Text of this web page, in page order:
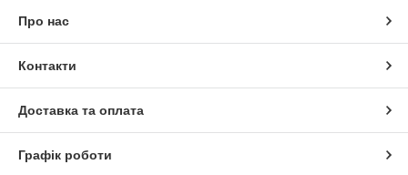
Про нас
Контакти
Доставка та оплата
Графік роботи